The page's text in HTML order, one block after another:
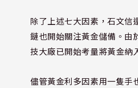
除了上述七大因素，石文信
鏈也開始關注黃金儲備。由
技大廠已開始考量將黃金納
儘管黃金利多因素用一隻手